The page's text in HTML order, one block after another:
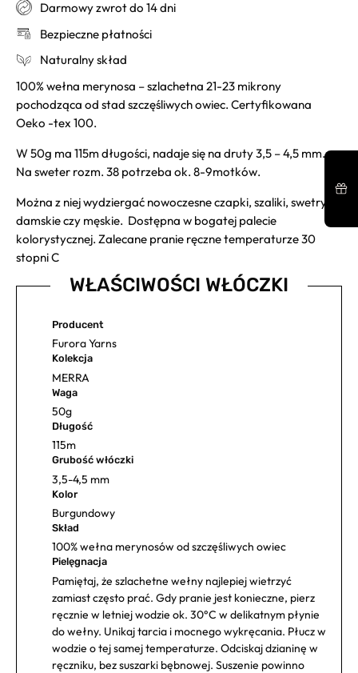
Darmowy zwrot do 14 dni
Bezpieczne płatności
Naturalny skład
100% wełna merynosa – szlachetna 21-23 mikrony
pochodząca od stad szczęśliwych owiec. Certyfikowana
Oeko -tex 100.
W 50g ma 115m długości, nadaje się na druty 3,5 – 4,5 mm.
Na sweter rozm. 38 potrzeba ok. 8-9motków.
Można z niej wydziergać nowoczesne czapki, szaliki, swetry
damskie czy męskie. Dostępna w bogatej palecie
kolorystycznej. Zalecane pranie ręczne temperaturze 30
stopni C
WŁAŚCIWOŚCI WŁÓCZKI
Producent
Furora Yarns
Kolekcja
MERRA
Waga
50g
Długość
115m
Grubość włóczki
3,5-4,5 mm
Kolor
Burgundowy
Skład
100% wełna merynosów od szczęśliwych owiec
Pielęgnacja
Pamiętaj, że szlachetne wełny najlepiej wietrzyć
zamiast często prać. Gdy pranie jest konieczne, pierz
ręcznie w letniej wodzie ok. 30°C w delikatnym płynie
do wełny. Unikaj tarcia i mocnego wykręcania. Płucz w
wodzie o tej samej temperaturze. Odciskaj dzianinę w
ręczniku, bez suszarki bębnowej. Suszenie powinno